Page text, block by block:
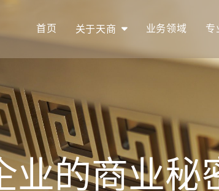
首页 关于天商 业务领域 专
业的商业秘